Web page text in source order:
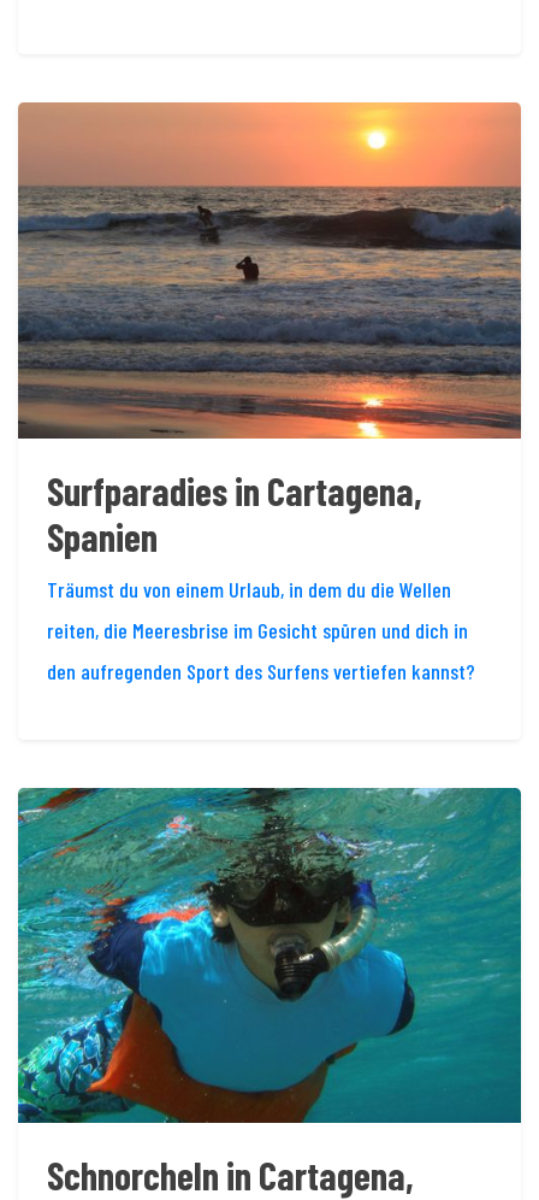
Surfparadies in Cartagena,
Spanien
Träumst du von einem Urlaub, in dem du die Wellen
reiten, die Meeresbrise im Gesicht spüren und dich in
den aufregenden Sport des Surfens vertiefen kannst?
Schnorcheln in Cartagena,